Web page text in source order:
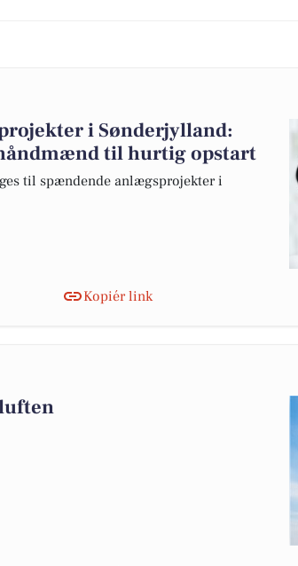
i Sønderjylland:
til hurtig opstart
til spændende anlægsprojekter i
Kopiér link